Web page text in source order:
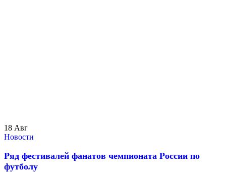
18 Авг
Новости
Ряд фестивалей фанатов чемпионата России по
футболу